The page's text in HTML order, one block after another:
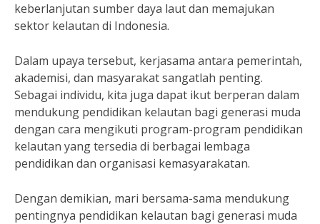
keberlanjutan sumber daya laut dan memajukan
sektor kelautan di Indonesia.
Dalam upaya tersebut, kerjasama antara pemerintah,
akademisi, dan masyarakat sangatlah penting.
Sebagai individu, kita juga dapat ikut berperan dalam
mendukung pendidikan kelautan bagi generasi muda
dengan cara mengikuti program-program pendidikan
kelautan yang tersedia di berbagai lembaga
pendidikan dan organisasi kemasyarakatan.
Dengan demikian, mari bersama-sama mendukung
pentingnya pendidikan kelautan bagi generasi muda